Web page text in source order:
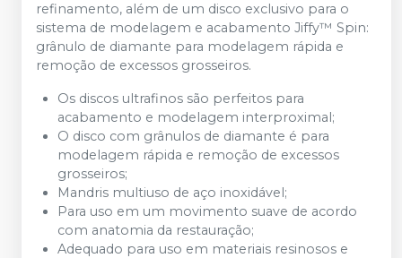
refinamento, além de um disco exclusivo para o
sistema de modelagem e acabamento Jiffy™ Spin:
grânulo de diamante para modelagem rápida e
remoção de excessos grosseiros.
Os discos ultrafinos são perfeitos para
acabamento e modelagem interproximal;
O disco com grânulos de diamante é para
modelagem rápida e remoção de excessos
grosseiros;
Mandris multiuso de aço inoxidável;
Para uso em um movimento suave de acordo
com anatomia da restauração;
Adequado para uso em materiais resinosos e